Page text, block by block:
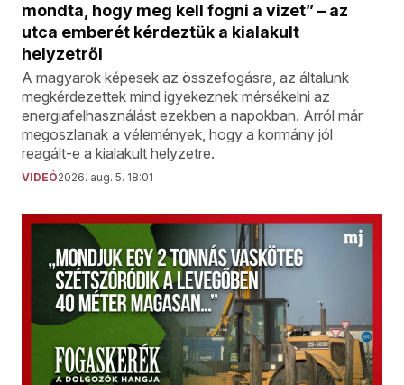
mondta, hogy meg kell fogni a vizet” – az
utca emberét kérdeztük a kialakult
helyzetről
A magyarok képesek az összefogásra, az általunk
megkérdezettek mind igyekeznek mérsékelni az
energiafelhasználást ezekben a napokban. Arról már
megoszlanak a vélemények, hogy a kormány jól
reagált-e a kialakult helyzetre.
VIDEÓ2026. aug. 5. 18:01